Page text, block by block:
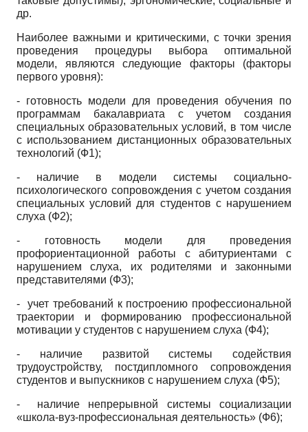
др.
Наиболее важными и критическими, с точки зрения
проведения процедуры выбора оптимальной
модели, являются следующие факторы (факторы
первого уровня):
- готовность модели для проведения обучения по
программам бакалавриата с учетом создания
специальных образовательных условий, в том числе
с использованием дистанционных образовательных
технологий (Ф1);
- наличие в модели системы социально­
психологического сопровождения с учетом создания
специальных условий для студентов с нарушением
слуха (Ф2);
- готовность модели для проведения
профориентационной работы с абитуриентами с
нарушением слуха, их родителями и законными
представителями (Ф3);
- учет требований к построению профессиональной
траектории и формированию профессиональной
мотивации у студентов с нарушением слуха (Ф4);
- наличие развитой системы содействия
трудоустройству, постдипломного сопровождения
студентов и выпускников с нарушением слуха (Ф5);
- наличие непрерывной системы социализации
«школа-вуз-профессиональная деятельность» (Ф6);